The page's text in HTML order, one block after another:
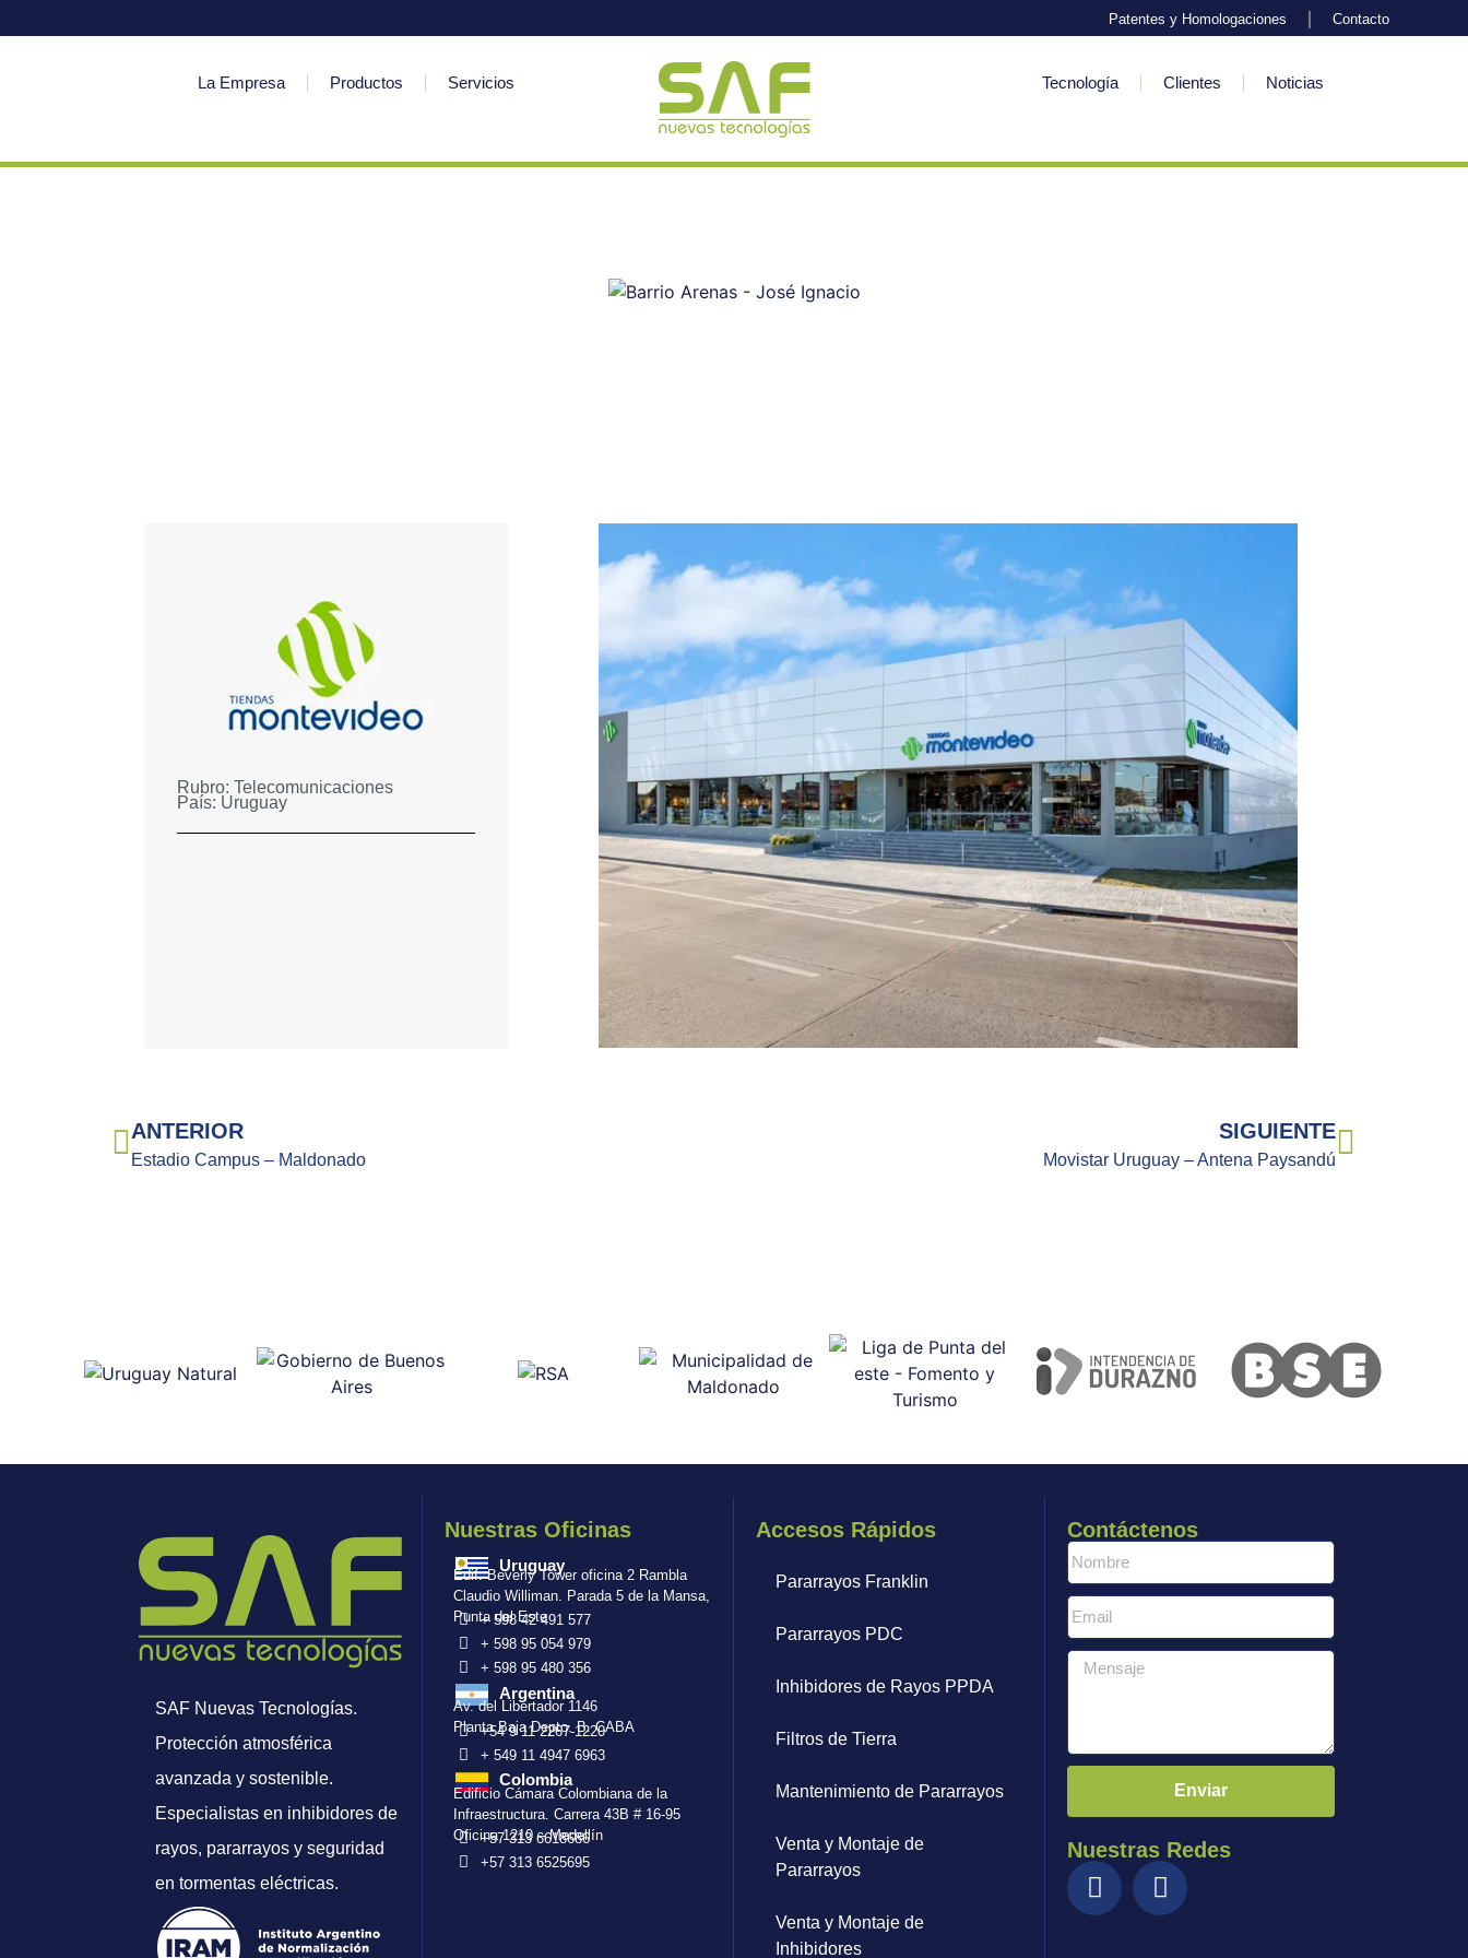
Patentes y Homologaciones Contacto
La Empresa Productos Servicios Tecnología Clientes Noticias
Rubro: Telecomunicaciones
País: Uruguay
ANTERIOR
Estadio Campus – Maldonado
SIGUIENTE
Movistar Uruguay – Antena Paysandú
SAF Nuevas Tecnologías.
Protección atmosférica
avanzada y sostenible.
Especialistas en inhibidores de
rayos, pararrayos y seguridad
en tormentas eléctricas.
Nuestras Oficinas
Uruguay
Edif. Beverly Tower oficina 2 Rambla
Claudio Williman. Parada 5 de la Mansa,
Punta del Este
+ 598 42 491 577
+ 598 95 054 979
+ 598 95 480 356
Argentina
Av. del Libertador 1146
Planta Baja Depto. B. CABA
+54 9 11 2267-1220
+ 549 11 4947 6963
Colombia
Edificio Cámara Colombiana de la
Infraestructura. Carrera 43B # 16-95
Oficina 1210 – Medellín
+57 313 6618686
+57 313 6525695
Accesos Rápidos
Pararrayos Franklin
Pararrayos PDC
Inhibidores de Rayos PPDA
Filtros de Tierra
Mantenimiento de Pararrayos
Venta y Montaje de
Pararrayos
Venta y Montaje de
Inhibidores
Contáctenos
Enviar
Nuestras Redes